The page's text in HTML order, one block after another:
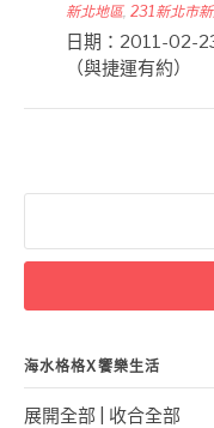
新北地區, 231新北市
日期：2011-02-
（與捷運有約
關
字:
海水格格X饗樂生活
展開全部
收合全部